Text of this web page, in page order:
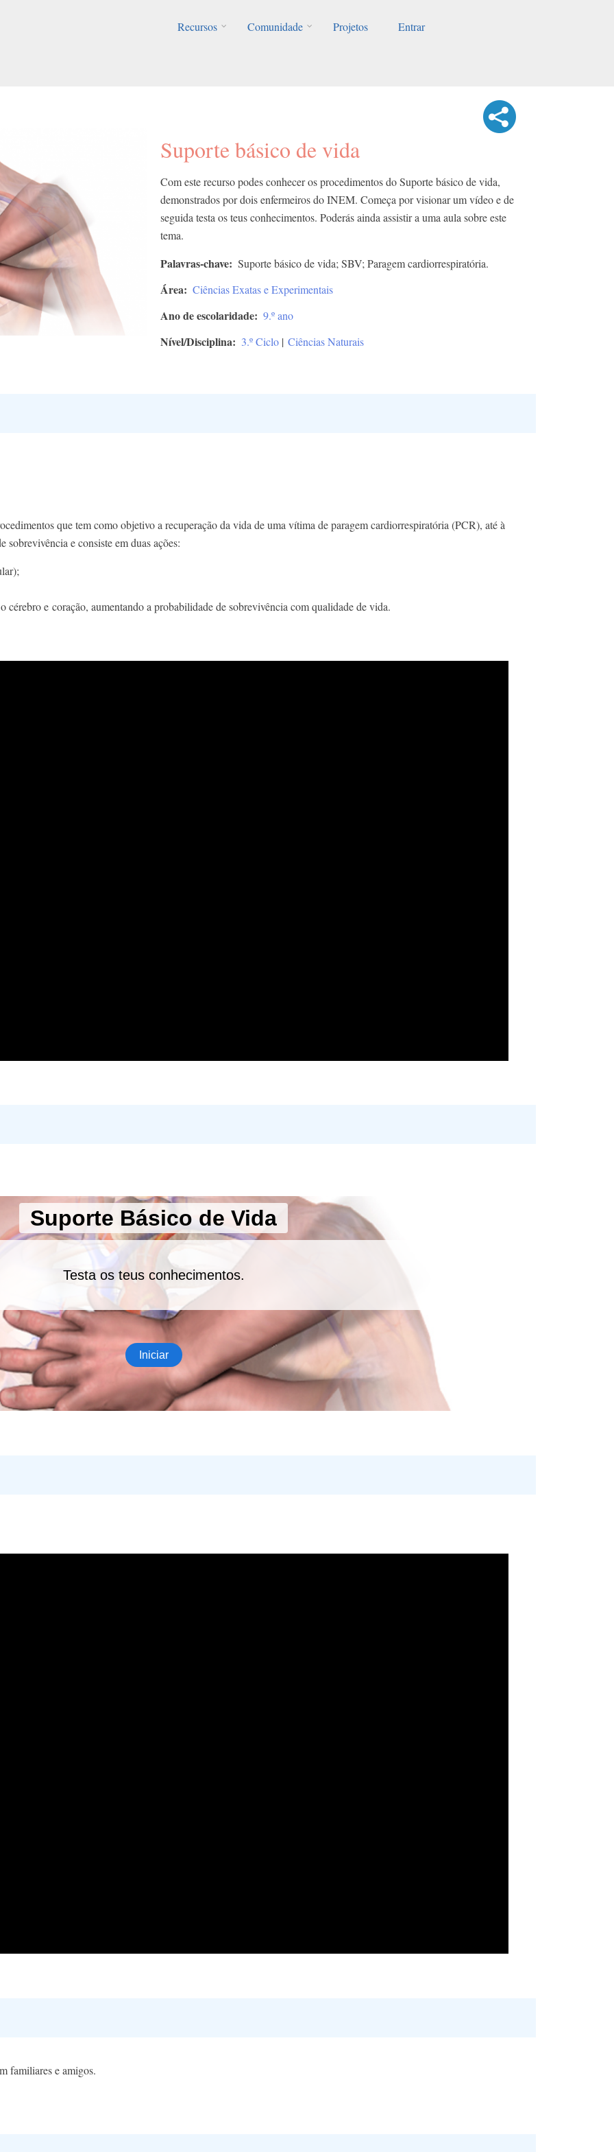
Recursos
Comunidade Projetos Entrar
Suporte básico de vida
Com este recurso podes conhecer os procedimentos do Suporte básico de vida,
demonstrados por dois enfermeiros do INEM. Começa por visionar um vídeo e de
seguida testa os teus conhecimentos. Poderás ainda assistir a uma aula sobre este
tema.
Palavras-chave Suporte básico de vida; SBV; Paragem cardiorrespiratória.
Área Ciências Exatas e Experimentais
Ano de escolaridade 9.º ano
Nível/Disciplina 3.º Ciclo | Ciências Naturais
que tem como objetivo a recuperação da vida de uma vítima de paragem cardiorrespiratória (PCR), até à
sobrevivência e consiste em duas ações:
e coração, aumentando a probabilidade de sobrevivência com qualidade de vida.
familiares e amigos.